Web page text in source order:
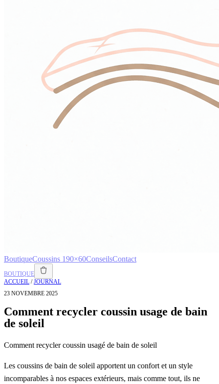
BoutiqueCoussins 190×60ConseilsContact
BOUTIQUE
ACCUEIL /JOURNAL
23 NOVEMBRE 2025
Comment recycler coussin usage de bain
de soleil
Comment recycler coussin usagé de bain de soleil
Les coussins de bain de soleil apportent un confort et un style
incomparables à nos espaces extérieurs, mais comme tout, ils ne